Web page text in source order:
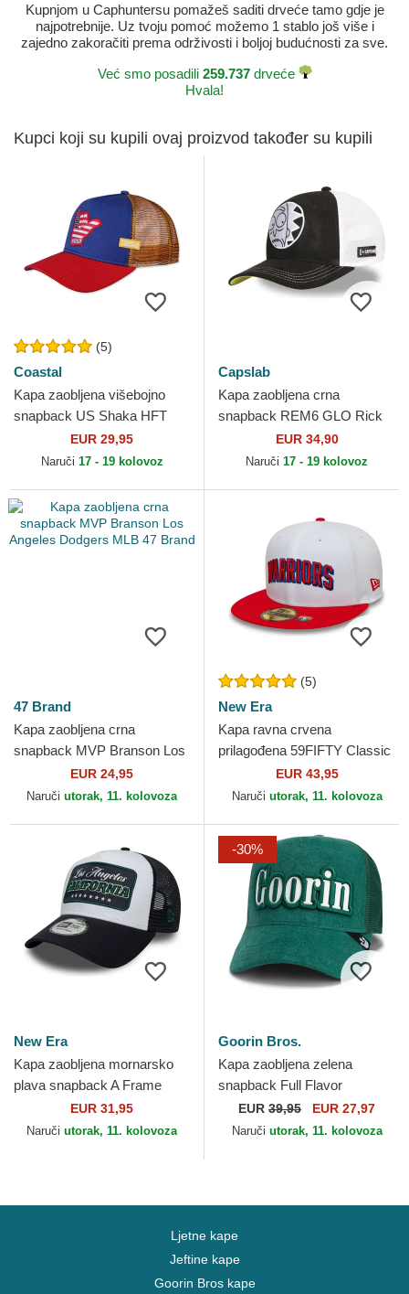
Kupnjom u Caphuntersu pomažeš saditi drveće tamo gdje je
najpotrebnije. Uz tvoju pomoć možemo 1 stablo još više i
zajedno zakoračiti prema održivosti i boljoj budućnosti za sve.
Već smo posadili 259.737drveće
Hvala!
Kupci koji su kupili ovaj proizvod također su kupili
(5)
Coastal
Kapa zaobljena višebojno
snapback US Shaka HFT
EUR 29,95
Naruči 17 - 19 kolovoz
Capslab
Kapa zaobljena crna
snapback REM6 GLO Rick
Sanchez Rick i Morty
Capslab
EUR 34,90
Naruči 17 - 19 kolovoz
47 Brand
Kapa zaobljena crna
snapback MVP Branson Los
Angeles Dodgers MLB 47
Brand
EUR 24,95
Naruči utorak, 11. kolovoza
(5)
New Era
Kapa ravna crvena
prilagođena 59FIFTY Classic
Golden State Warriors NBA
New Era
EUR 43,95
Naruči utorak, 11. kolovoza
New Era
Kapa zaobljena mornarsko
plava snapback A Frame
Location Los Angeles
Ciudades y Playas
EUR 31,95
Naruči utorak, 11. kolovoza
-30%
Goorin Bros.
Kapa zaobljena zelena
snapback Full Flavor
Wordmark French Terry The
Farm Goorin Bros.
EUR 39,95 EUR 27,97
Naruči utorak, 11. kolovoza
Ljetne kape
Jeftine kape
Goorin Bros kape